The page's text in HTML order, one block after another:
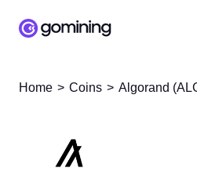
Home Coins Algorand